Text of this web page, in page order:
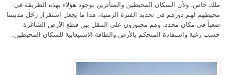
ملك خاص، ولأن السكان المحيطين والمتأثرين بوجود هؤلاء بهذه الطريقة في
محيطهم لهم دورهم في تحديد الفترة الزمنية، هذا ما يجعل استقرار رحّل مدينتنا
صعباً في مكان محدد، وهم مجبورون على التنقل بين قطع الأرض الشاغرة
حسب رغبة واستفادة المتحكم بالأرض والطاقة الاستيعابية للسكان المحيطين